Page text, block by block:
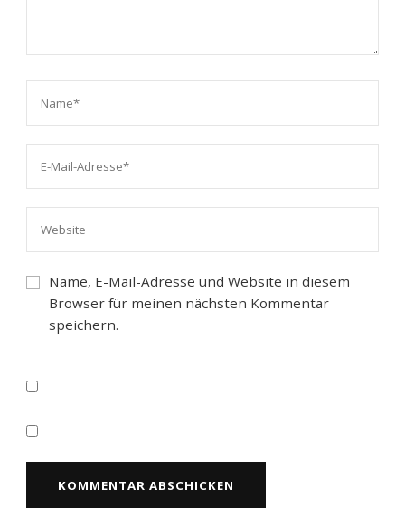
Name, E-Mail-Adresse und Website in diesem
Browser für meinen nächsten Kommentar
speichern.